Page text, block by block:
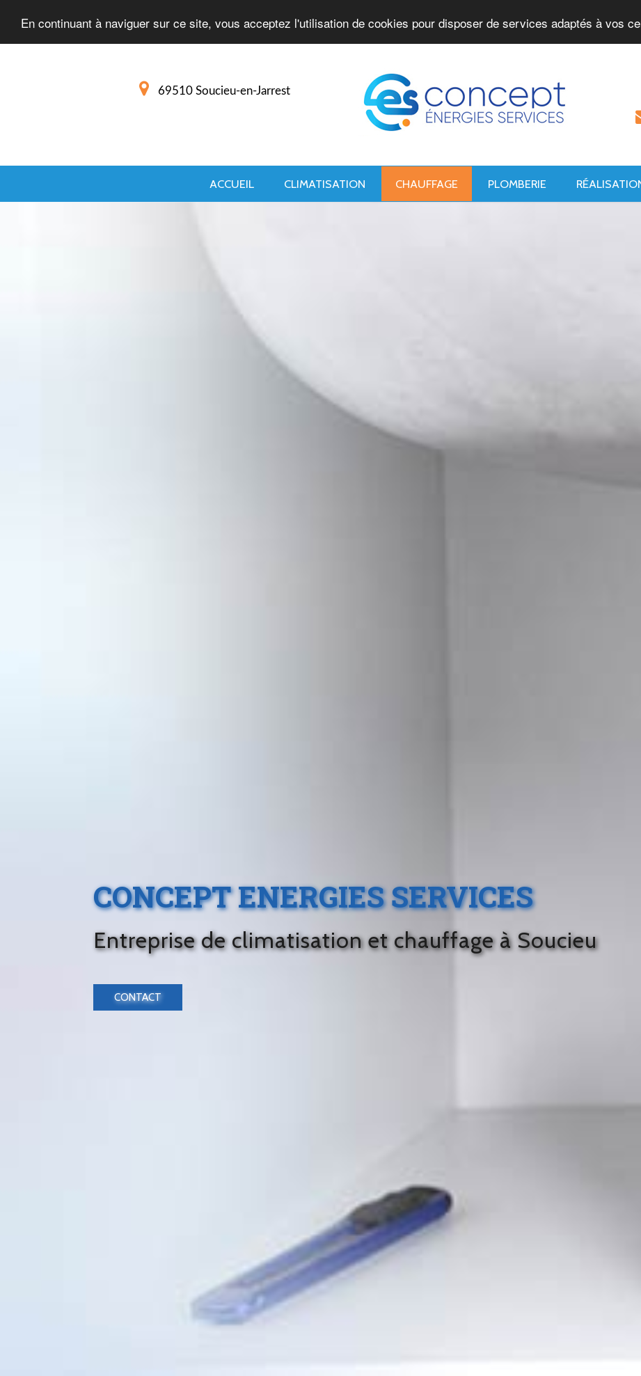
En continuant à naviguer sur ce site, vous acceptez l'utilisation de cookies pour disposer de services adaptés à vos
69510 Soucieu-en-Jarrest
ACCUEIL CLIMATISATION CHAUFFAGE PLOMBERIE
CONCEPT ENERGIES SERVICES
Entreprise de climatisation et chauffage à Soucieu
CONTACT